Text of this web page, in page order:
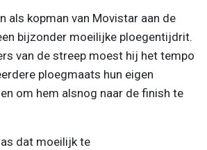
als kopman van Movistar aan de
bijzonder moeilijke ploegentijdrit.
van de streep moest hij het tempo
ploegmaats hun eigen
om hem alsnog naar de finish te
dat moeilijk te